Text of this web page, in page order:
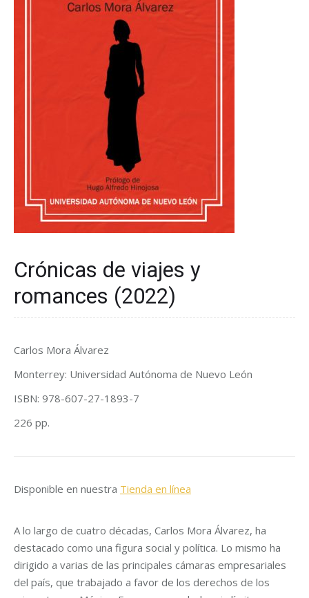
Crónicas de viajes y
romances (2022)
Carlos Mora Álvarez
Monterrey: Universidad Autónoma de Nuevo León
ISBN: 978-607-27-1893-7
226 pp.
Disponible en nuestra Tienda en línea
A lo largo de cuatro décadas, Carlos Mora Álvarez, ha
destacado como una figura social y política. Lo mismo ha
dirigido a varias de las principales cámaras empresariales
del país, que trabajado a favor de los derechos de los